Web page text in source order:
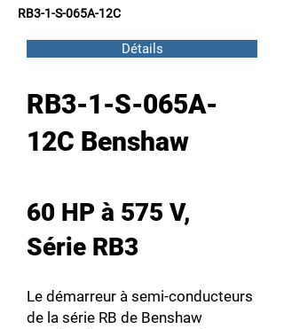
RB3-1-S-065A-12C
Détails
RB3-1-S-065A-
12C Benshaw
60 HP à 575 V,
Série RB3
Le démarreur à semi-conducteurs
de la série RB de Benshaw